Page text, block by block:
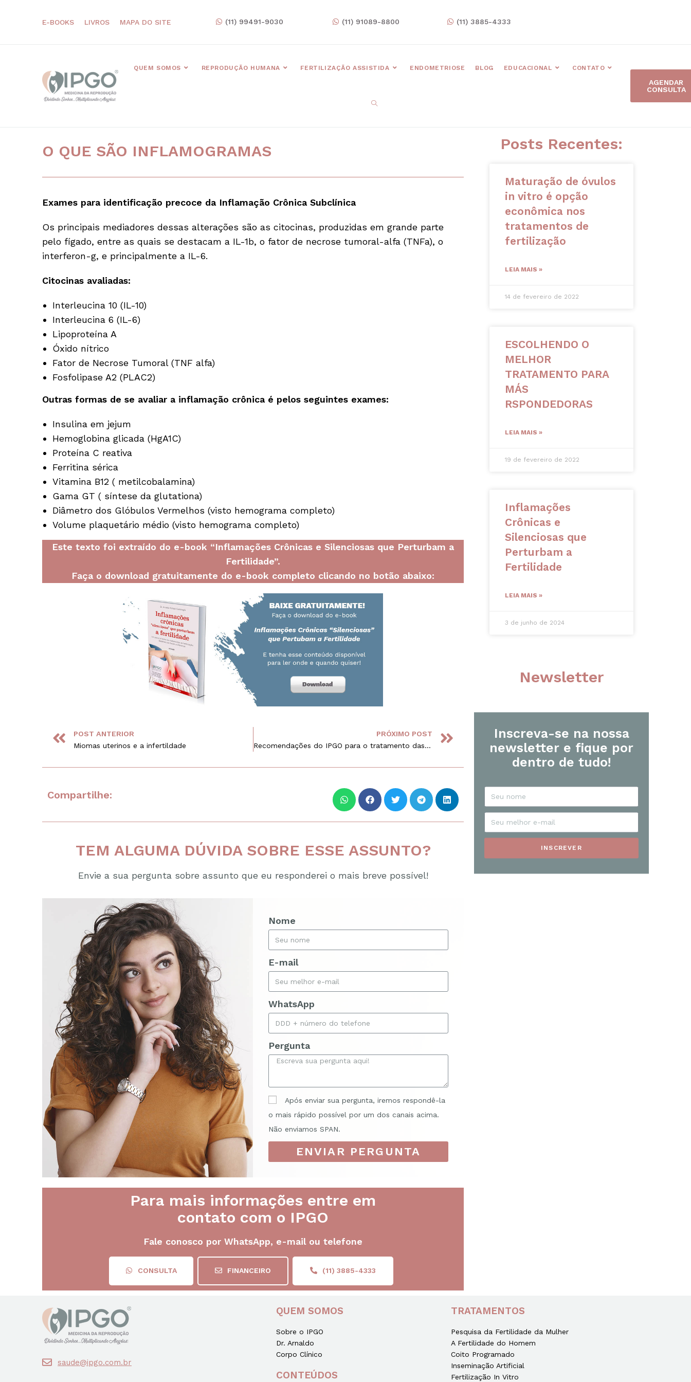
E-BOOKS LIVROS MAPA DO SITE (11) 99491-9030 (11) 91089-8800 (11) 3885-4333
QUEM SOMOS REPRODUÇÃO HUMANA FERTILIZAÇÃO ASSISTIDA ENDOMETRIOSE BLOG EDUCACIONAL CONTATO
AGENDAR
CONSULTA
O QUE SÃO INFLAMOGRAMAS
Exames para identificação precoce da Inflamação Crônica Subclínica
Os principais mediadores dessas alterações são as citocinas, produzidas em grande parte
pelo fígado, entre as quais se destacam a IL-1b, o fator de necrose tumoral-alfa (TNFa), o
interferon-g, e principalmente a IL-6.
Citocinas avaliadas:
Interleucina 10 (IL-10)
Interleucina 6 (IL-6)
Lipoproteína A
Óxido nítrico
Fator de Necrose Tumoral (TNF alfa)
Fosfolipase A2 (PLAC2)
Outras formas de se avaliar a inflamação crônica é pelos seguintes exames:
Insulina em jejum
Hemoglobina glicada (HgA1C)
Proteína C reativa
Ferritina sérica
Vitamina B12 ( metilcobalamina)
Gama GT ( síntese da glutationa)
Diâmetro dos Glóbulos Vermelhos (visto hemograma completo)
Volume plaquetário médio (visto hemograma completo)
Este texto foi extraído do e-book “Inflamações Crônicas e Silenciosas que Perturbam a
Fertilidade”.
Faça o download gratuitamente do e-book completo clicando no botão abaixo:
POST ANTERIOR
Miomas uterinos e a infertildade
PRÓXIMO POST
Recomendações do IPGO para o tratamento das inflamações
Compartilhe:
TEM ALGUMA DÚVIDA SOBRE ESSE ASSUNTO?
Envie a sua pergunta sobre assunto que eu responderei o mais breve possível!
Nome
E-mail
WhatsApp
Pergunta
Após enviar sua pergunta, iremos respondê-la
o mais rápido possível por um dos canais acima.
Não enviamos SPAN.
ENVIAR PERGUNTA
Para mais informações entre em
contato com o IPGO
Fale conosco por WhatsApp, e-mail ou telefone
CONSULTA FINANCEIRO (11) 3885-4333
Posts Recentes:
Maturação de óvulos
in vitro é opção
econômica nos
tratamentos de
fertilização
LEIA MAIS »
14 de fevereiro de 2022
ESCOLHENDO O
MELHOR
TRATAMENTO PARA
MÁS
RSPONDEDORAS
LEIA MAIS »
19 de fevereiro de 2022
Inflamações
Crônicas e
Silenciosas que
Perturbam a
Fertilidade
LEIA MAIS »
3 de junho de 2024
Newsletter
Inscreva-se na nossa
newsletter e fique por
dentro de tudo!
INSCREVER
saude@ipgo.com.br
QUEM SOMOS
Sobre o IPGO
Dr. Arnaldo
Corpo Clínico
CONTEÚDOS
TRATAMENTOS
Pesquisa da Fertilidade da Mulher
A Fertilidade do Homem
Coito Programado
Inseminação Artificial
Fertilização In Vitro